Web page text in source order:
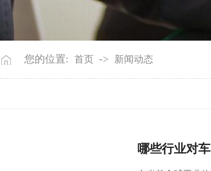
您的位置: 首页 -> 新闻动态
哪些行业对